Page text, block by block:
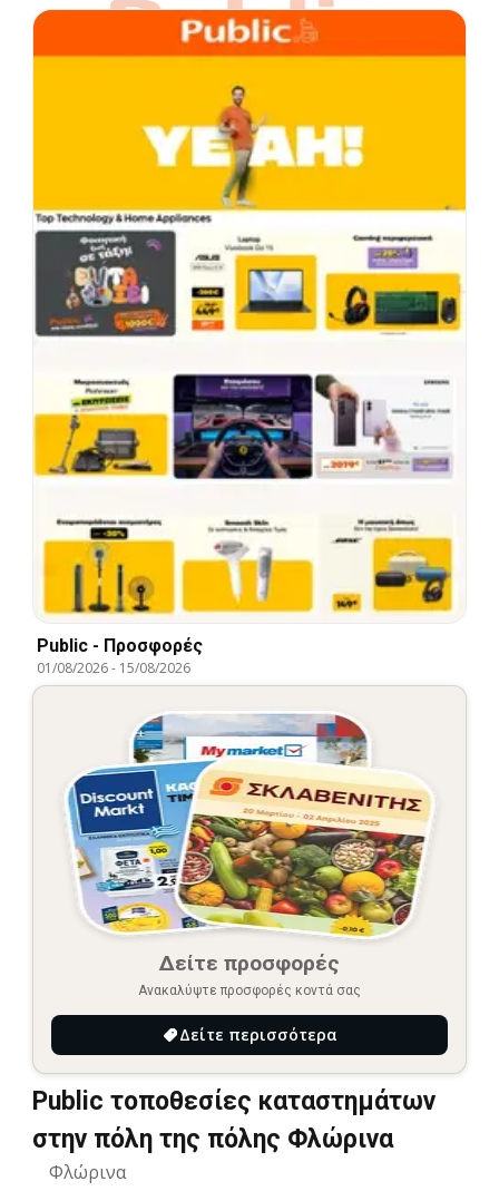
Public - Προσφορές
01/08/2026- 15/08/2026
Δείτε προσφορές
Ανακαλύψτε προσφορές κοντά σας
Δείτε περισσότερα
Public τοποθεσίες καταστημάτων
στην πόλη της πόλης Φλώρινα
Φλώρινα